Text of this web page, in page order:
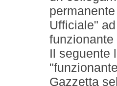
Ufficiale"
funzionante
Il seguente
Gazzetta